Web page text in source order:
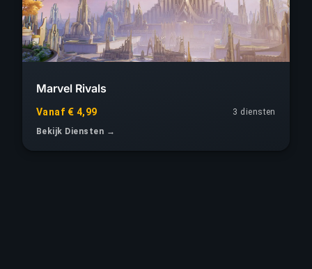
Marvel Rivals
Vanaf € 4,99
3 diensten
Bekijk Diensten →